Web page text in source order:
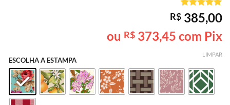
Avaliado
como5de
5, com
baseado em
1
de cliente
R$ 385,00
ou R$ 373,45 com Pix
ESCOLHA A ESTAMPA
LIMPAR